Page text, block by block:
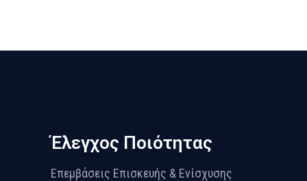
Έλεγχος Ποιότητας
Επεμβάσεις Επισκευής & Ενίσχυσης